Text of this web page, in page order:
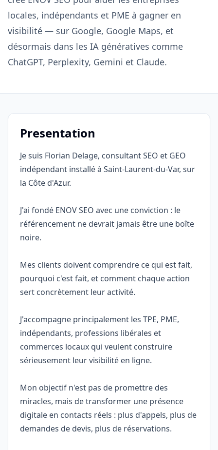
locales, indépendants et PME à gagner en
visibilité — sur Google, Google Maps, et
désormais dans les IA génératives comme
ChatGPT, Perplexity, Gemini et Claude.
Presentation
Je suis Florian Delage, consultant SEO et GEO
indépendant installé à Saint-Laurent-du-Var, sur
la Côte d'Azur.
J'ai fondé ENOV SEO avec une conviction : le
référencement ne devrait jamais être une boîte
noire.
Mes clients doivent comprendre ce qui est fait,
pourquoi c'est fait, et comment chaque action
sert concrètement leur activité.
J'accompagne principalement les TPE, PME,
indépendants, professions libérales et
commerces locaux qui veulent construire
sérieusement leur visibilité en ligne.
Mon objectif n'est pas de promettre des
miracles, mais de transformer une présence
digitale en contacts réels : plus d'appels, plus de
demandes de devis, plus de réservations.